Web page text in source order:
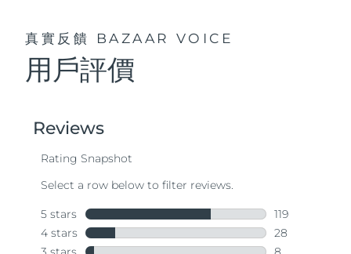
真實反饋 BAZAAR VOICE
用戶評價